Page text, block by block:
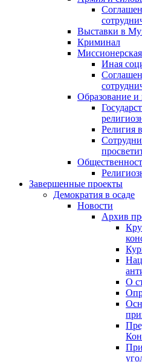
Выставки в
Криминал
Иная
Образование и
Религия
Завершенные проекты
Демократия в осаде
Новости
Архив
О